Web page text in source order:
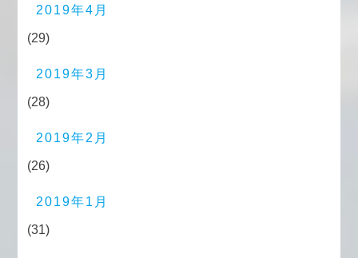
2019年4月
(29)
2019年3月
(28)
2019年2月
(26)
2019年1月
(31)